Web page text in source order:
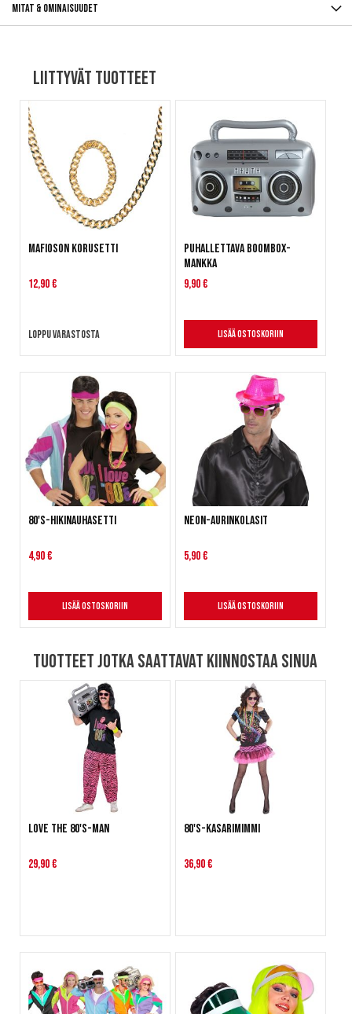
Mitat & ominaisuudet
Liittyvät tuotteet
Mafioson korusetti
12,90 €
Loppu varastosta
Puhallettava boombox-
mankka
9,90 €
Lisää ostoskoriin
80's-hikinauhasetti
4,90 €
Lisää ostoskoriin
Neon-aurinkolasit
5,90 €
Lisää ostoskoriin
Tuotteet jotka saattavat kiinnostaa sinua
Love the 80's-man
29,90 €
80's-Kasarimimmi
36,90 €